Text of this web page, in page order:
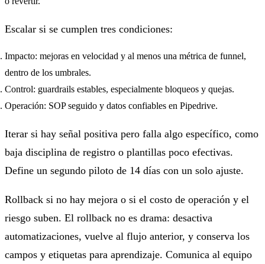
Escalar si se cumplen tres condiciones:
Impacto: mejoras en velocidad y al menos una métrica de funnel,
dentro de los umbrales.
Control: guardrails estables, especialmente bloqueos y quejas.
Operación: SOP seguido y datos confiables en Pipedrive.
Iterar si hay señal positiva pero falla algo específico, como
baja disciplina de registro o plantillas poco efectivas.
Define un segundo piloto de 14 días con un solo ajuste.
Rollback si no hay mejora o si el costo de operación y el
riesgo suben. El rollback no es drama: desactiva
automatizaciones, vuelve al flujo anterior, y conserva los
campos y etiquetas para aprendizaje. Comunica al equipo